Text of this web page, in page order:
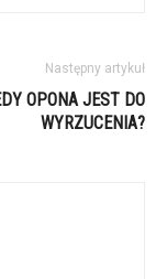
Następny artykuł
OPONA JEST DO
WYRZUCENIA?